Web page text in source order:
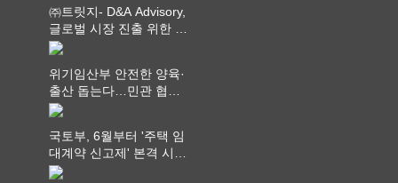
㈜트릿지- D&A Advisory,
글로벌 시장 진출 위한 전
략적 업무협약 체결
위기임산부 안전한 양육·
출산 돕는다…민관 협력
체계 구축
국토부, 6월부터 '주택 임
대계약 신고제' 본격 시
행…실거래가 투명화 기